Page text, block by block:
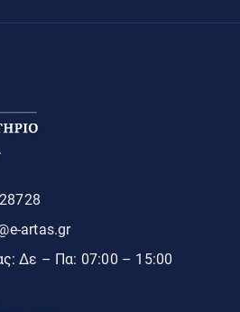
artas.gr
Δε – Πα: 07:00 – 15:00